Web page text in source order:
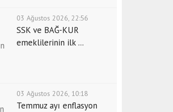
03 Ağustos 2026, 22:56
SSK ve BAĞ-KUR
emeklilerinin ilk ...
03 Ağustos 2026, 10:18
Temmuz ayı enflasyon